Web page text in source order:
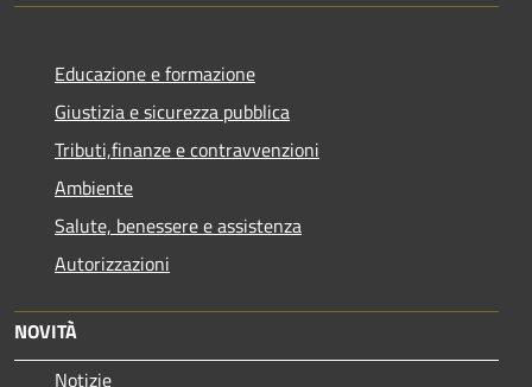
Educazione e formazione
Giustizia e sicurezza pubblica
Tributi,finanze e contravvenzioni
Ambiente
Salute, benessere e assistenza
Autorizzazioni
NOVITÀ
Notizie